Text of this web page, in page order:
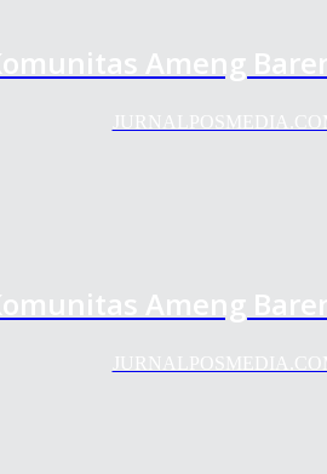
Ameng
Ameng